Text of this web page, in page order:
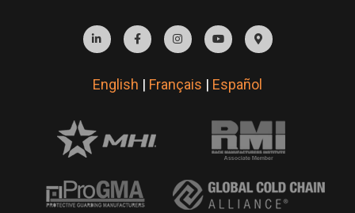
English | Français | Español